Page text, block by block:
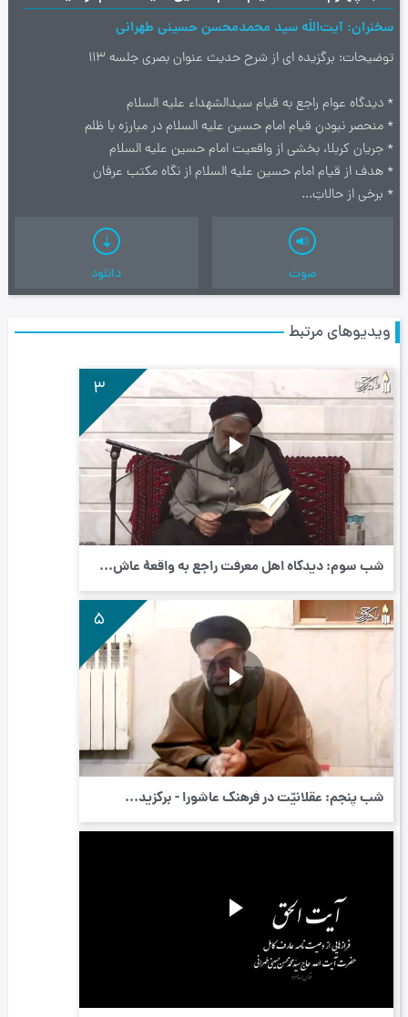
سخنران آیت‌اللَه سید محمدمحسن حسینی طهرانی
توضیحات برگزیده ای از شرح حدیث عنوان بصری جلسه 113
* دیدگاه عوام راجع به قیام سیدالشهداء علیه السلام
* منحصر نبودنِ قیام امام حسین علیه السلام در مبارزه با ظلم
* جریان کربلا، بخشی از واقعیت امام حسین علیه السلام
* هدف از قیام امام حسین علیه السلام از نگاه مکتب عرفان
* برخی از حالاتِ...
صوت دانلود
ویدیوهای مرتبط
3
شب سوم: دیدگاه اهل معرفت راجع به واقعۀ عاش...
5
شب پنجم: عقلانیّت در فرهنگ عاشورا - برگزید...